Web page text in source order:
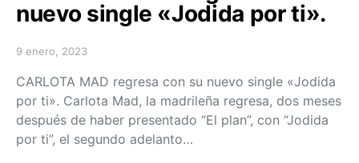
nuevo single «Jodida por ti».
Posted on
9 enero, 2023
CARLOTA MAD regresa con su nuevo single «Jodida
por ti». Carlota Mad, la madrileña regresa, dos meses
después de haber presentado “El plan”, con “Jodida
por ti”, el segundo adelanto…